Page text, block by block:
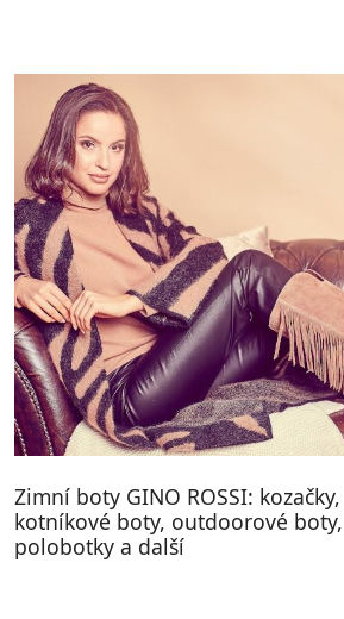
Zimní boty GINO ROSSI: kozačky,
kotníkové boty, outdoorové boty,
polobotky a další